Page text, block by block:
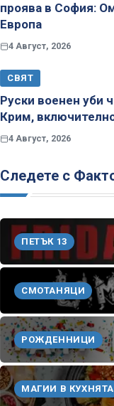
проява в София:
Европа
4 Август, 2026
СВЯТ
Руски военен уби
Крим,
4 Август, 2026
Следете с
ПЕТЪК 13
СМОТАНЯЦИ
РОЖДЕННИЦИ
МАГИИ В КУХНЯТА